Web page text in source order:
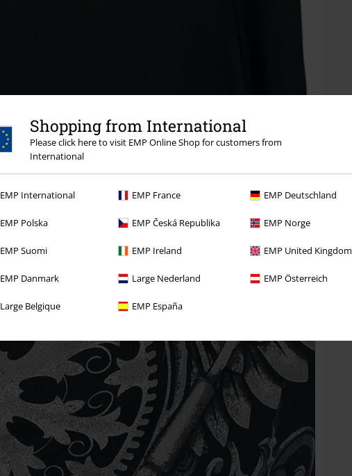
Shopping from International
Please click here to visit EMP Online Shop for customers from
International
EMP International EMP France EMP Deutschland
EMP Polska EMP Česká Republika EMP Norge
EMP Suomi EMP Ireland EMP United Kingdom
EMP Danmark Large Nederland EMP Österreich
Large Belgique EMP España